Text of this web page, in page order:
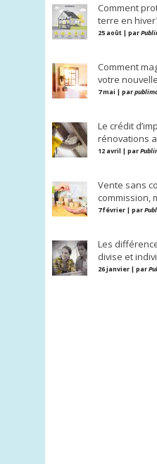
Comment
terre en
25 août | par
Comment
votre
7 mai | par
Le crédit
rénovations
12 avril | par
Vente sans
commission,
7 février | par
Les
divise et
26 janvier | par